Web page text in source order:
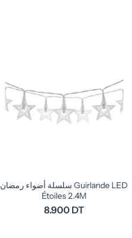
سلسلة أضواء رمضان Guirlande LED
Étoiles 2.4M
8.900 DT